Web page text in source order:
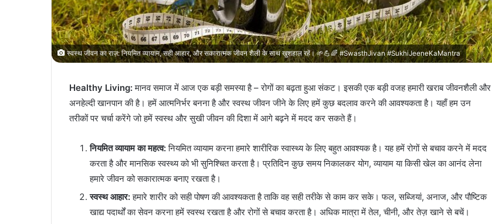
स्वस्थ जीवन का राज़: नियमित व्यायाम, सही आहार, और सकारात्मक जीवन शैली के साथ खुशहाल रहें। 🌱💪🌈 #SwasthJivan #SukhiJeeneKaMantra
Healthy Living:मानव समाज में आज एक बड़ी समस्या है – रोगों का बढ़ता हुआ संकट। इसकी एक बड़ी वजह हमारी खराब जीवनशैली और
अनहेल्दी खानपान की है। हमें आत्मनिर्भर बनना है और स्वस्थ जीवन जीने के लिए हमें कुछ बदलाव करने की आवश्यकता है। यहाँ हम उन
तरीकों पर चर्चा करेंगे जो हमें स्वस्थ और सुखी जीवन की दिशा में आगे बढ़ने में मदद कर सकते हैं।
नियमित व्यायाम का महत्व:नियमित व्यायाम करना हमारे शारीरिक स्वास्थ्य के लिए बहुत आवश्यक है। यह हमें रोगों से बचाव करने में मदद
करता है और मानसिक स्वस्थ्य को भी सुनिश्चित करता है। प्रतिदिन कुछ समय निकालकर योग, व्यायाम या किसी खेल का आनंद लेना
हमारे जीवन को सकारात्मक बनाए रखता है।
स्वस्थ आहार:हमारे शारीर को सही पोषण की आवश्यकता है ताकि वह सही तरीके से काम कर सके। फल, सब्जियां, अनाज, और पौष्टिक
खाद्य पदार्थों का सेवन करना हमें स्वस्थ रखता है और रोगों से बचाव करता है। अधिक मात्रा में तेल, चीनी, और तेज़ खाने से बचें।